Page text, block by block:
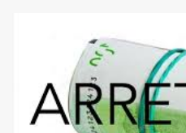
dedicato alle donne vittime di
normativa nazionale e con
supporto in situazioni delicate.
è un unicum in Italia: si tratta di
Provincia autonoma di Bolzano,